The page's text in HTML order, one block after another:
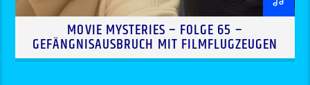
MOVIE MYSTERIES – FOLGE 65 –
GEFÄNGNISAUSBRUCH MIT FILMFLUGZEUGEN